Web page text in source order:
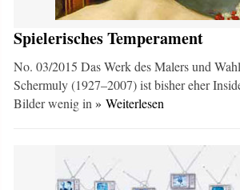
Spielerisches Temperament
No. 03/2015 Das Werk des Malers und
Schermuly (1927–2007) ist bisher eher
Bilder wenig in» Weiterlesen